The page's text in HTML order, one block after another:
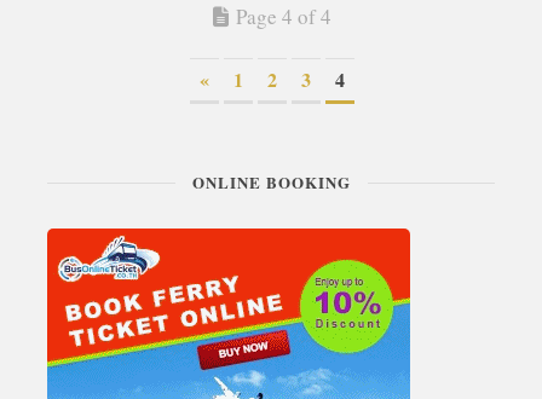
Page 4 of 4
« 1 2 3 4
ONLINE BOOKING